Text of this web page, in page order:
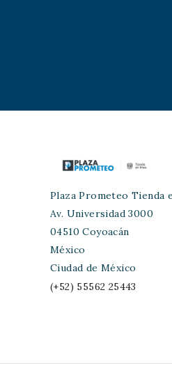
Plaza Prometeo Tienda
Av. Universidad 3000
04510 Coyoacán
México
Ciudad de México
(+52) 55562 25443